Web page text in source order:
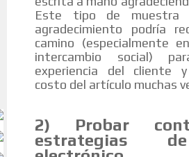
Este tipo de muestra
agradecimiento podría
camino (especialmente
intercambio social)
experiencia del cliente
costo del artículo muchas
2) Probar
estrategias